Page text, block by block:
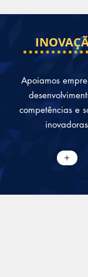
Apoiamos
competências e
inovadoras
+